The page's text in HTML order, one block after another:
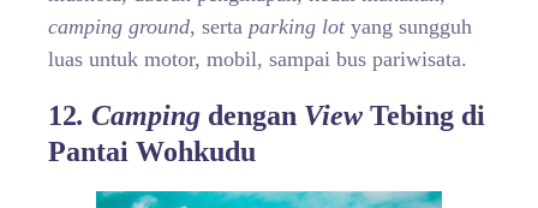
camping ground, serta parking lot yang sungguh
luas untuk motor, mobil, sampai bus pariwisata.
12. Camping dengan View Tebing di
Pantai Wohkudu